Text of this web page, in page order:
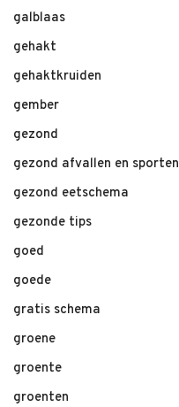
galblaas
gehakt
gehaktkruiden
gember
gezond
gezond afvallen en sporten
gezond eetschema
gezonde tips
goed
goede
gratis schema
groene
groente
groenten